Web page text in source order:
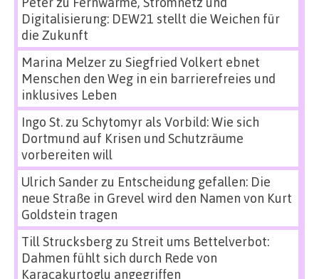
Digitalisierung: DEW21 stellt die Weichen für
die Zukunft
Marina Melzerzu Siegfried Volkert ebnet
Menschen den Weg in ein barrierefreies und
inklusives Leben
Ingo St.zu Schytomyr als Vorbild: Wie sich
Dortmund auf Krisen und Schutzräume
vorbereiten will
Ulrich Sanderzu Entscheidung gefallen: Die
neue Straße in Grevel wird den Namen von Kurt
Goldstein tragen
Till Strucksbergzu Streit ums Bettelverbot:
Dahmen fühlt sich durch Rede von
Karacakurtoglu angegriffen